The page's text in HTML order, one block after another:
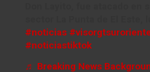
#noticias
#noticiastiktok
♬ Breaking News